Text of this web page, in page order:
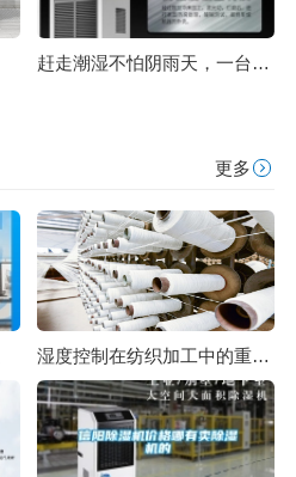
赶走潮湿不怕阴雨天，一台除湿机就能搞定
更多
湿度控制在纺织加工中的重要性 纺织加工除湿控湿